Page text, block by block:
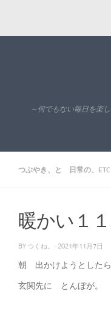
～何でもない毎日を楽
つぶやき、と 日常の、ETC
暖かい１
BY つくね。 · 2021年11月7日
朝 出かけようとしたら
玄関先に とんぼが。